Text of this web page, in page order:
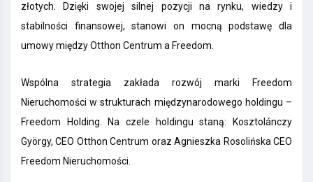
złotych. Dzięki swojej silnej pozycji na rynku, wiedzy i
stabilności finansowej, stanowi on mocną podstawę dla
umowy między Otthon Centrum a Freedom.
Wspólna strategia zakłada rozwój marki Freedom
Nieruchomości w strukturach międzynarodowego holdingu –
Freedom Holding. Na czele holdingu staną: Kosztolánczy
György, CEO Otthon Centrum oraz Agnieszka Rosolińska CEO
Freedom Nieruchomości.